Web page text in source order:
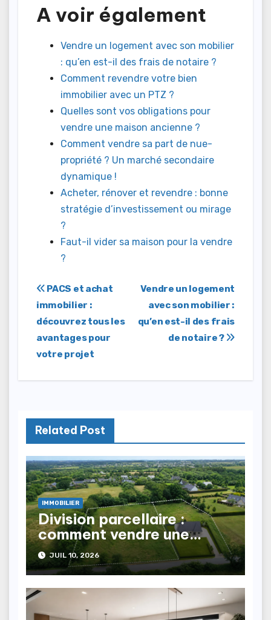
A voir également
Vendre un logement avec son mobilier
: qu’en est-il des frais de notaire ?
Comment revendre votre bien
immobilier avec un PTZ ?
Quelles sont vos obligations pour
vendre une maison ancienne ?
Comment vendre sa part de nue-
propriété ? Un marché secondaire
dynamique !
Acheter, rénover et revendre : bonne
stratégie d’investissement ou mirage
?
Faut-il vider sa maison pour la vendre
?
Navigation
de
l’article
Vendre un logement
avec son mobilier :
qu’en est-il des frais
de notaire ?
PACS et achat
immobilier :
découvrez tous les
avantages pour
votre projet
Related Post
IMMOBILIER
Division parcellaire :
comment vendre une
partie de son terrain ?
JUIL 10, 2026